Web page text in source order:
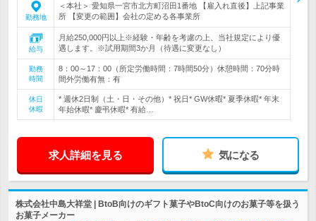
勤務地
＜本社＞ 愛知県一宮市北方町沼田1番地 【雇入れ直後】上記事業
所 【変更の範囲】会社の定める各事業所
給与
月給250,000円以上※経験・年齢を考慮の上、当社規定により優
遇します。※試用期間3か月（待遇に変更なし）
勤務
時間
8：00～17：00（所定労働時間：7時間50分）休憩時間：70分時
間外労働有無：有
休日
休暇
* 週休2日制（土・日・その他）* 祝日* GW休暇* 夏季休暇* 年末
年始休暇* 慶弔休暇* 有給…
求人詳細を見る 気になる
株式会社中島大祥堂 | BtoB向けのギフト菓子やBtoC向けのお菓子等を扱う
お菓子メーカー